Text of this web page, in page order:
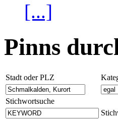
[...]
Pinns
Stadt oder PLZ
Stichwortsuche